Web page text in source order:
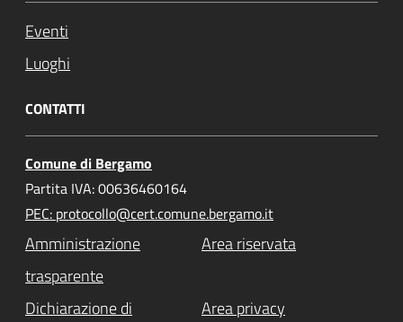
Eventi
Luoghi
CONTATTI
Comune di Bergamo
Partita IVA: 00636460164
PEC: protocollo@cert.comune.bergamo.it
Amministrazione
trasparente
Area riservata
Dichiarazione di
Area privacy